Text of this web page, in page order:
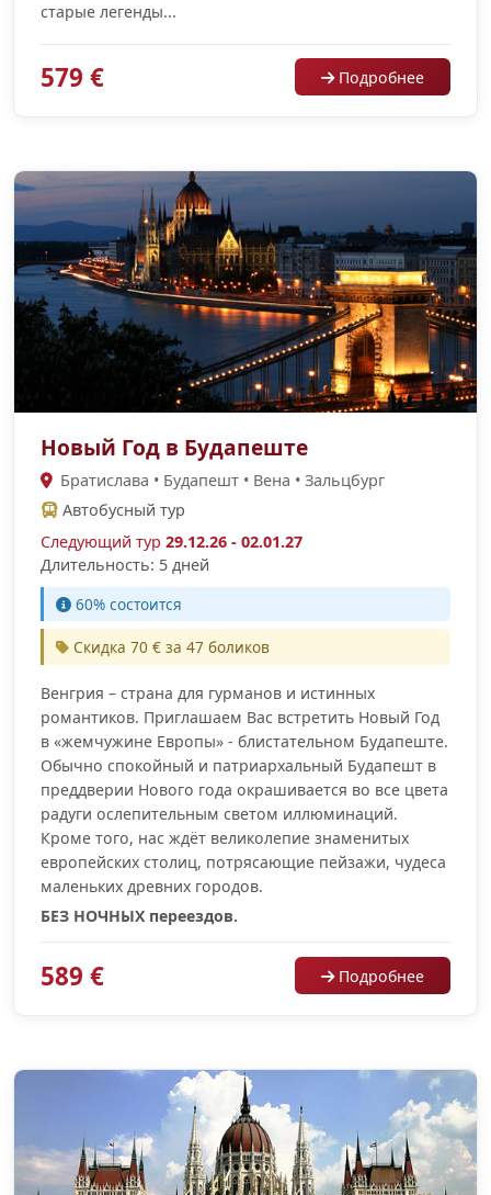
старые легенды...
579 € Подробнее
Новый Год в Будапеште
Братислава • Будапешт • Вена • Зальцбург
Автобусный тур
Следующий тур 29.12.26 - 02.01.27
Длительность: 5 дней
60% состоится
Скидка 70 € за 47 боликов
Венгрия – страна для гурманов и истинных
романтиков. Приглашаем Вас встретить Новый Год
в «жемчужине Европы» - блистательном Будапеште.
Обычно спокойный и патриархальный Будапешт в
преддверии Нового года окрашивается во все цвета
радуги ослепительным светом иллюминаций.
Кроме того, нас ждёт великолепие знаменитых
европейских столиц, потрясающие пейзажи, чудеса
маленьких древних городов.
БЕЗ НОЧНЫХ переездов.
589 € Подробнее